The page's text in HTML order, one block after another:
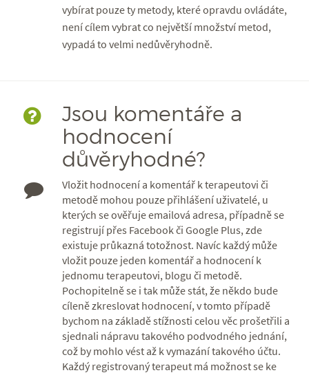
vybírat pouze ty metody, které opravdu ovládáte,
není cílem vybrat co největší množství metod,
vypadá to velmi nedůvěryhodně.
Jsou komentáře a
hodnocení
důvěryhodné?
Vložit hodnocení a komentář k terapeutovi či
metodě mohou pouze přihlášení uživatelé, u
kterých se ověřuje emailová adresa, případně se
registrují přes Facebook či Google Plus, zde
existuje průkazná totožnost. Navíc každý může
vložit pouze jeden komentář a hodnocení k
jednomu terapeutovi, blogu či metodě.
Pochopitelně se i tak může stát, že někdo bude
cíleně zkreslovat hodnocení, v tomto případě
bychom na základě stížnosti celou věc prošetřili a
sjednali nápravu takového podvodného jednání,
což by mohlo vést až k vymazání takového účtu.
Každý registrovaný terapeut má možnost se ke